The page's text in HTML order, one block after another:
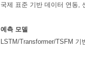
국제 표준 기반 데이터 연동,
예측 모델
LSTM/Transformer/TSFM 기